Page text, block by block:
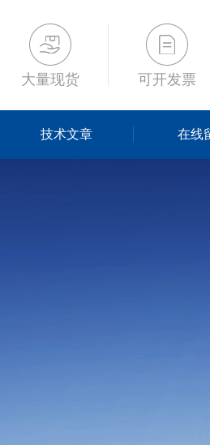
大量现货 可开发票
技术文章 在线